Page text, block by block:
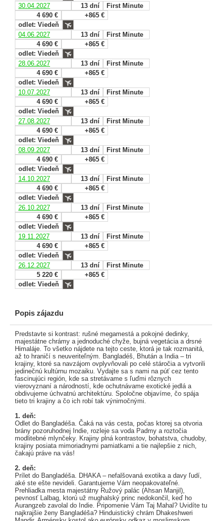
30.04.2027
13 dní
First Minute
4 690 €
+865 €
odlet: Viedeň
04.06.2027
13 dní
First Minute
4 690 €
+865 €
odlet: Viedeň
28.06.2027
13 dní
First Minute
4 690 €
+865 €
odlet: Viedeň
10.07.2027
13 dní
First Minute
4 690 €
+865 €
odlet: Viedeň
27.08.2027
13 dní
First Minute
4 690 €
+865 €
odlet: Viedeň
08.09.2027
13 dní
First Minute
4 690 €
+865 €
odlet: Viedeň
14.10.2027
13 dní
First Minute
4 690 €
+865 €
odlet: Viedeň
26.10.2027
13 dní
First Minute
4 690 €
+865 €
odlet: Viedeň
19.11.2027
13 dní
First Minute
4 690 €
+865 €
odlet: Viedeň
26.12.2027
13 dní
First Minute
5 220 €
+865 €
odlet: Viedeň
Popis zájazdu
Predstavte si kontrast: rušné megamestá a pokojné dedinky,
majestátne chrámy a jednoduché chyže, bujná vegetácia a drsné
Himaláje. To všetko nájdete na tejto ceste, ktorá je tak rozmanitá,
až to hraničí s neuveriteľným. Bangladéš, Bhután a India – tri
krajiny, ktoré sa navzájom ovplyvňovali po celé stáročia a vytvorili
jedinečnú kultúrnu mozaiku. Vydajte sa s nami na púť cez tento
fascinujúci región, kde sa stretávame s ľuďmi rôznych
vierovyznaní a národností, kde ochutnávame exotické jedlá a
obdivujeme úchvatnú architektúru. Spoločne objavíme, čo spája
tieto tri krajiny a čo ich robí tak výnimočnými.
1. deň:
Odlet do Bangladéša. Čaká na vás cesta, počas ktorej sa otvoria
brány pozoruhodnej Indie, rozleje sa voda Padmy a roztočia
modlitebné mlynčeky. Krajiny plná kontrastov, bohatstva, chudoby,
krajiny posiata mimoriadnymi pamiatkami a tie najlepšie z nich,
čakajú práve na vás!
2. deň:
Prílet do Bangladéša. DHAKA – nefalšovaná exotika a davy ľudí,
aké ste ešte nevideli. Garantujeme Vám neopakovateľné.
Prehliadka mesta majestátny Ružový palác (Ahsan Manjil),
pevnosť Lalbag, ktorú už mughalský princ nedokončil, keď ho
Aurangzeb zavolal do Indie. Pripomenie Vám Taj Mahal? Uvidíte tu
najkrajšie ženy Bangladéša? Hinduistický chrám Dhakeshweri